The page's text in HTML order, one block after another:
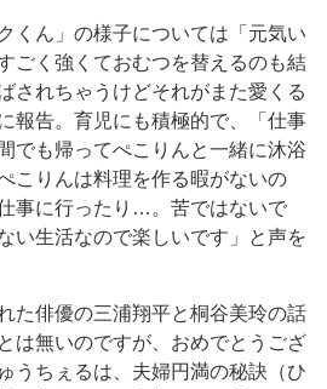
くん」の様子については「元気い
ごく強くておむつを替えるのも結
されちゃうけどそれがまた愛くる
報告。育児にも積極的で、「仕事
でも帰ってぺこりんと一緒に沐浴
こりんは料理を作る暇がないの
事に行ったり…。苦ではないで
い生活なので楽しいです」と声を
た俳優の三浦翔平と桐谷美玲の話
は無いのですが、おめでとうござ
うちぇるは、夫婦円満の秘訣（ひ